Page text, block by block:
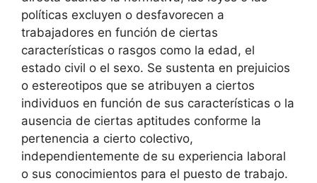
políticas excluyen o desfavorecen a
trabajadores en función de ciertas
características o rasgos como la edad, el
estado civil o el sexo. Se sustenta en prejuicios
o estereotipos que se atribuyen a ciertos
individuos en función de sus características o la
ausencia de ciertas aptitudes conforme la
pertenencia a cierto colectivo,
independientemente de su experiencia laboral
o sus conocimientos para el puesto de trabajo.